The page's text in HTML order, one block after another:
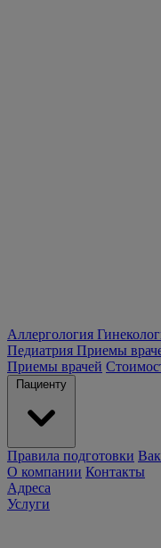
Аллергология
Педиатрия Приемы
Приемы врачей
Пациенту
Правила подготовки
О компании Контакты
Адреса
Услуги